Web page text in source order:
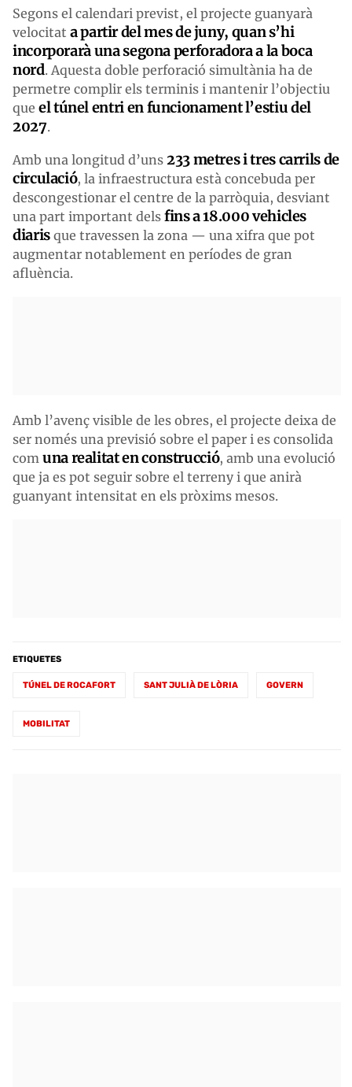
Segons el calendari previst, el projecte guanyarà
velocitat a partir del mes de juny, quan s’hi
incorporarà una segona perforadora a la boca
nord. Aquesta doble perforació simultània ha de
permetre complir els terminis i mantenir l’objectiu
que el túnel entri en funcionament l’estiu del
2027.
Amb una longitud d’uns 233 metres i tres carrils de
circulació, la infraestructura està concebuda per
descongestionar el centre de la parròquia, desviant
una part important dels fins a 18.000 vehicles
diarisque travessen la zona — una xifra que pot
augmentar notablement en períodes de gran
afluència.
Amb l’avenç visible de les obres, el projecte deixa de
ser només una previsió sobre el paper i es consolida
com una realitat en construcció, amb una evolució
que ja es pot seguir sobre el terreny i que anirà
guanyant intensitat en els pròxims mesos.
ETIQUETES
TÚNEL DE ROCAFORT SANT JULIÀ DE LÒRIA GOVERN
MOBILITAT